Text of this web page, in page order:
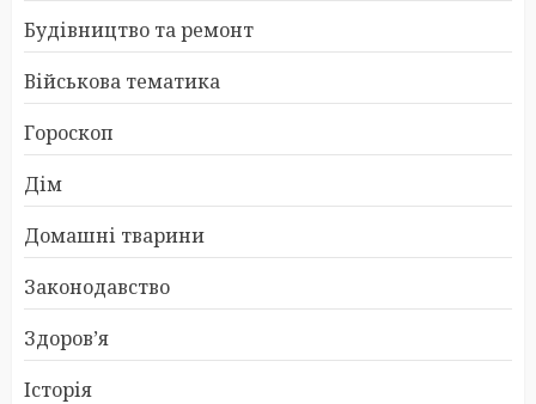
Будівництво та ремонт
Військова тематика
Гороскоп
Дім
Домашні тварини
Законодавство
Здоров’я
Історія